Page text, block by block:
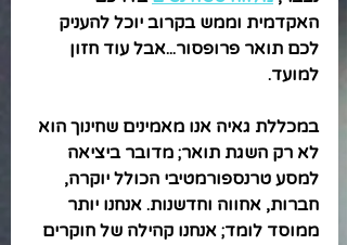
האקדמית וממש בקרוב יוכל להעניק
לכם תואר פרופסור...אבל עוד חזון
למועד.
במכללת גאיה אנו מאמינים שחינוך הוא
לא רק השגת תואר; מדובר ביציאה
למסע טרנספורמטיבי הכולל יוקרה,
חברות, אחווה וחדשנות. אנחנו יותר
ממוסד לומד; אנחנו קהילה של חוקרים